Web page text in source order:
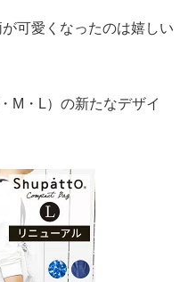
可愛くなったのは嬉しい
M・L）の新たなデザイ